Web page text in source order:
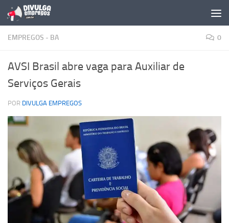
Skip to content
EMPREGOS - BA 0
AVSI Brasil abre vaga para Auxiliar de
Serviços Gerais
POR DIVULGA EMPREGOS